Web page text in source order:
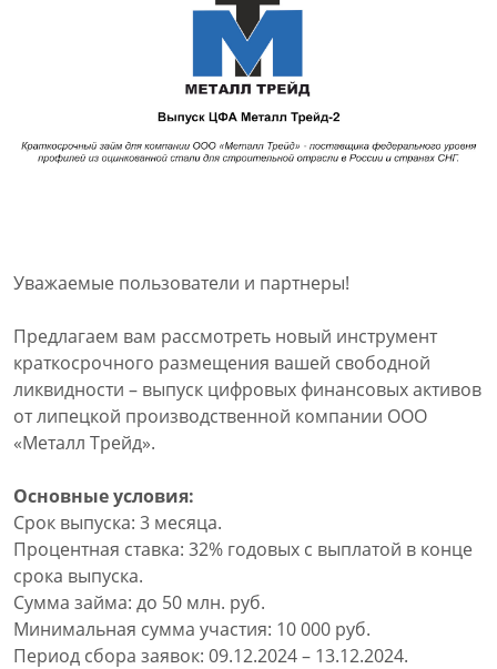
Уважаемые пользователи и партнеры!
Предлагаем вам рассмотреть новый инструмент
краткосрочного размещения вашей свободной
ликвидности – выпуск цифровых финансовых активов
от липецкой производственной компании ООО
«Металл Трейд».
Основные условия:
Срок выпуска: 3 месяца.
Процентная ставка: 32% годовых с выплатой в конце
срока выпуска.
Сумма займа: до 50 млн. руб.
Минимальная сумма участия: 10 000 руб.
Период сбора заявок: 09.12.2024 – 13.12.2024.